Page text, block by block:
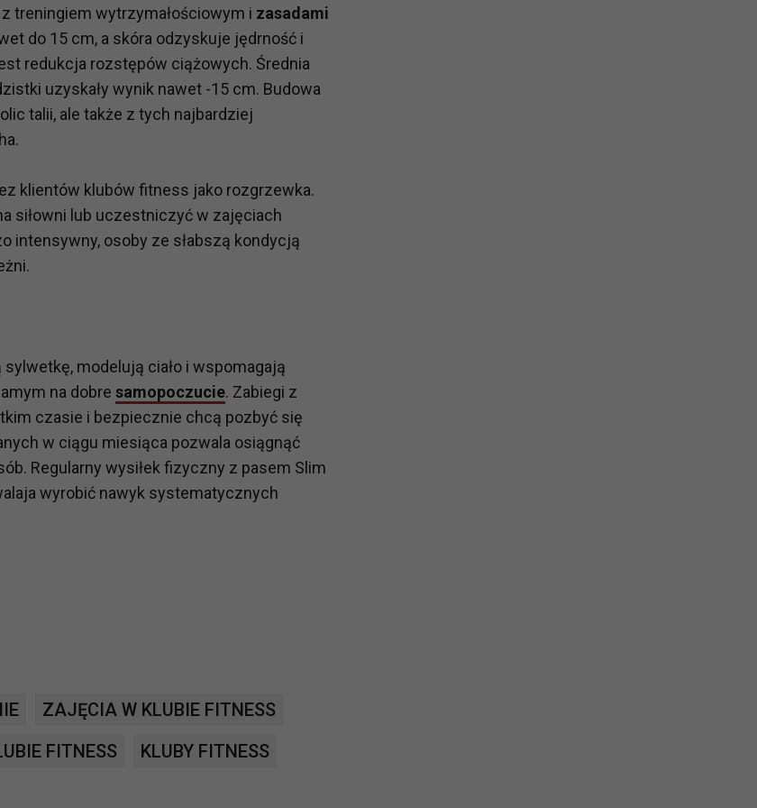
treningiem wytrzymałościowym i zasadami
do 15 cm, a skóra odzyskuje jędrność i
redukcja rozstępów ciążowych. Średnia
uzyskały wynik nawet -15 cm. Budowa
talii, ale także z tych najbardziej
klientów klubów fitness jako rozgrzewka.
siłowni lub uczestniczyć w zajęciach
intensywny, osoby ze słabszą kondycją
modelują ciało i wspomagają
na dobre samopoczucie. Zabiegi z
czasie i bezpiecznie chcą pozbyć się
w ciągu miesiąca pozwala osiągnąć
Regularny wysiłek fizyczny z pasem Slim
wyrobić nawyk systematycznych
ZAJĘCIA W KLUBIE FITNESS
FITNESS KLUBY FITNESS
możemy przekazywać podmiotom przetwarzającym je na nasze zlecenie,
naszych usług oraz podmiotom uprawnionym do uzyskania danych na podstawie
ścigania – oczywiście tylko gdy wystąpią z żądaniem w oparciu o stosowną podstawę
stron internetowych dane o ruchu użytkowników zbierane są przez naszych
danych?
do danych, sprostowania, usunięcia lub ograniczenia ich przetwarzania. Możesz
osobowych, zgłosić sprzeciw oraz skorzystać z innych praw wymienionych
w celu świadczenia usług, w tym dopasowywania ich do Twoich zainteresowań,
ich bezpieczeństwa jest niezbędność do wykonania umów o ich świadczenie
podobne dokumenty dostępne w usługach, z których korzystasz). Taką podstawą
własnego administratorów jest tzw. uzasadniony interes administratora.
podmiotów trzecich będzie odbywać się na podstawie Twojej dobrowolnej